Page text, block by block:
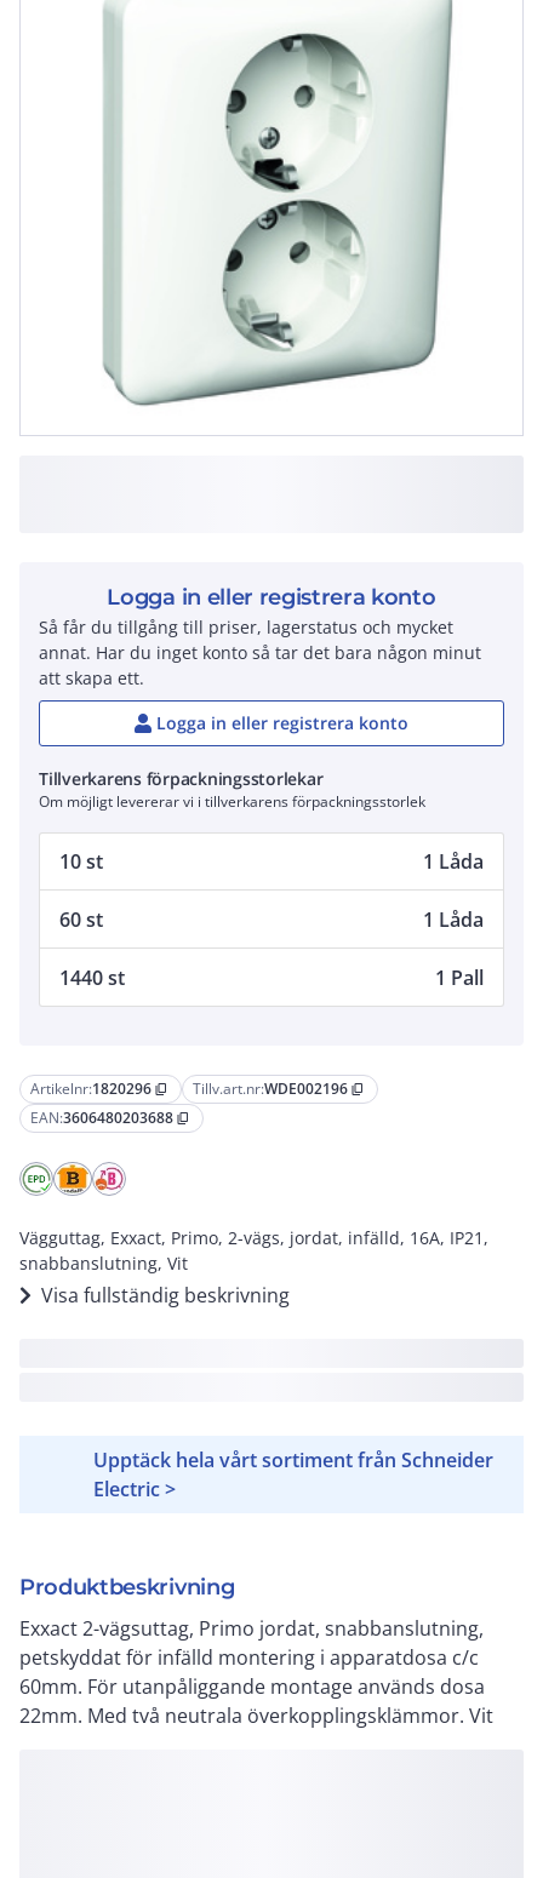
Artikelnr:1820296 content_copy Tillv.art.nr:WDE002196 content_copy
EAN:3606480203688 content_copy
Vägguttag, Exxact, Primo, 2-vägs, jordat, infälld, 16A, IP21,
snabbanslutning, Vit
Visa fullständig beskrivning
Upptäck hela vårt sortiment från Schneider
Electric >
Produktbeskrivning
Exxact 2-vägsuttag, Primo jordat, snabbanslutning,
petskyddat för infälld montering i apparatdosa c/c
60mm. För utanpåliggande montage används dosa
22mm. Med två neutrala överkopplingsklämmor. Vit
Logga in eller registrera konto
Så får du tillgång till priser, lagerstatus och mycket
annat. Har du inget konto så tar det bara någon minut
att skapa ett.
Logga in eller registrera konto
Tillverkarens förpackningsstorlekar
Om möjligt levererar vi i tillverkarens förpackningsstorlek
10 st 1 Låda
60 st 1 Låda
1440 st 1 Pall